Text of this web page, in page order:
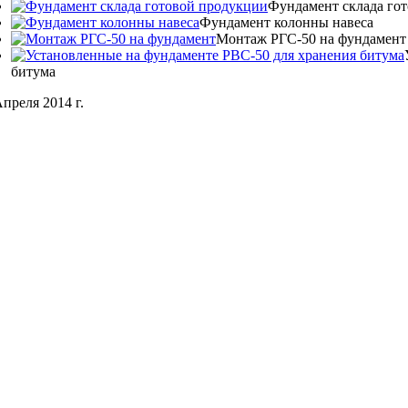
Фундамент склада
Фундамент колонны навеса
Монтаж РГС-50 на фундамент
битума
2014 г.